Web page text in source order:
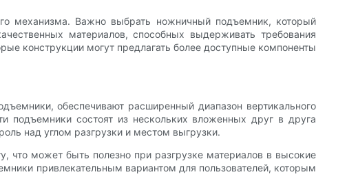
механизма. Важно выбрать ножничный подъемник, который
материалов, способных выдерживать требования
конструкции могут предлагать более доступные компоненты
обеспечивают расширенный диапазон вертикального
подъемники состоят из нескольких вложенных друг в друга
над углом разгрузки и местом выгрузки.
что может быть полезно при разгрузке материалов в высокие
привлекательным вариантом для пользователей, которым